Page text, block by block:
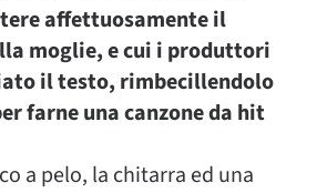
affettuosamente il
moglie, e cui i produttori
il testo, rimbecillendolo
farne una canzone da hit
a pelo, la chitarra ed una